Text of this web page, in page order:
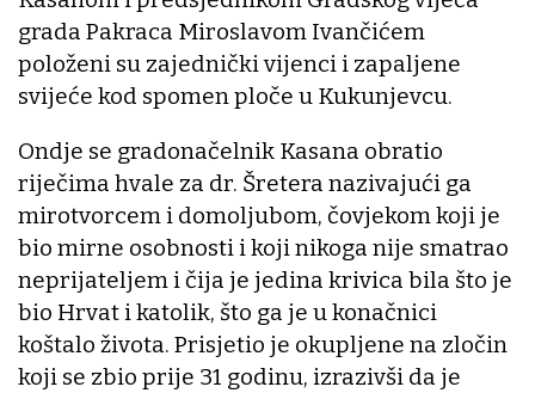
grada Pakraca Miroslavom Ivančićem
položeni su zajednički vijenci i zapaljene
svijeće kod spomen ploče u Kukunjevcu.
Ondje se gradonačelnik Kasana obratio
riječima hvale za dr. Šretera nazivajući ga
mirotvorcem i domoljubom, čovjekom koji je
bio mirne osobnosti i koji nikoga nije smatrao
neprijateljem i čija je jedina krivica bila što je
bio Hrvat i katolik, što ga je u konačnici
koštalo života. Prisjetio je okupljene na zločin
koji se zbio prije 31 godinu, izrazivši da je